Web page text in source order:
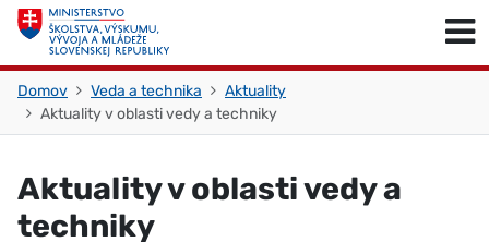
Skočiť na obsah
Domov Veda a technika
Aktuality
Aktuality v oblasti vedy a techniky
Aktuality v oblasti vedy a
techniky
Skočiť na začiatok stránky